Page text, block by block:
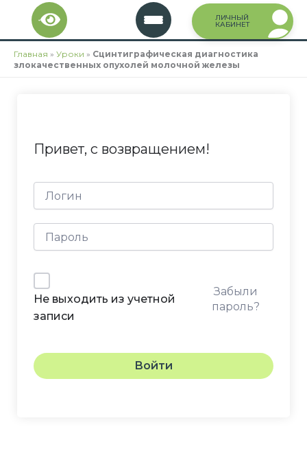
Перейти
содержимому
ЛИЧНЫЙ
КАБИНЕТ
Главная » Уроки » Сцинтиграфическая диагностика
злокачественных опухолей молочной железы
Привет, с возвращением!
Не выходить из учетной
записи
Забыли
пароль?
Войти